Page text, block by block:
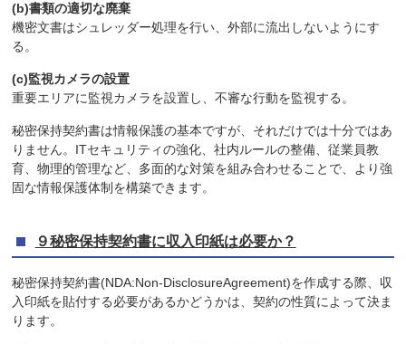
(b)書類の適切な廃棄
機密文書はシュレッダー処理を行い、外部に流出しないようにす
る。
(c)監視カメラの設置
重要エリアに監視カメラを設置し、不審な行動を監視する。
秘密保持契約書は情報保護の基本ですが、それだけでは十分ではあ
りません。ITセキュリティの強化、社内ルールの整備、従業員教
育、物理的管理など、多面的な対策を組み合わせることで、より強
固な情報保護体制を構築できます。
９秘密保持契約書に収入印紙は必要か？
秘密保持契約書(NDA:Non-DisclosureAgreement)を作成する際、収
入印紙を貼付する必要があるかどうかは、契約の性質によって決ま
ります。